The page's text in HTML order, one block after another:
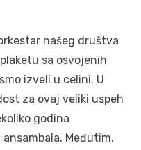
našeg društva
sa osvojenih
izveli u celini. U
za ovaj veliki uspeh
godina
Međutim,